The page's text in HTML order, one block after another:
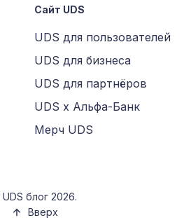
Сайт UDS
UDS для пользователей
UDS для бизнеса
UDS для партнёров
UDS х Альфа-Банк
Мерч UDS
UDS блог 2026.
Вверх